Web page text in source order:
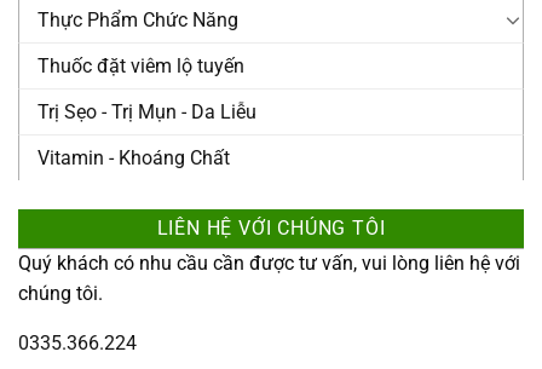
Thực Phẩm Chức Năng
Thuốc đặt viêm lộ tuyến
Trị Sẹo - Trị Mụn - Da Liễu
Vitamin - Khoáng Chất
LIÊN HỆ VỚI CHÚNG TÔI
Quý khách có nhu cầu cần được tư vấn, vui lòng liên hệ với
chúng tôi.
0335.366.224